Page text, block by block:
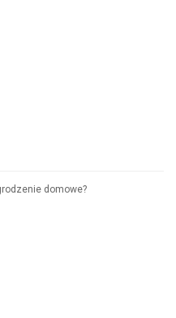
domowe?